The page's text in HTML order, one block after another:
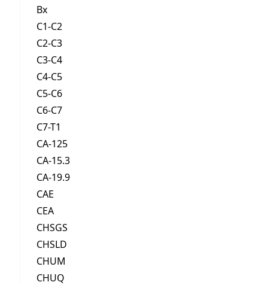
Bx
C1-C2
C2-C3
C3-C4
C4-C5
C5-C6
C6-C7
C7-T1
CA-125
CA-15.3
CA-19.9
CAE
CEA
CHSGS
CHSLD
CHUM
CHUQ